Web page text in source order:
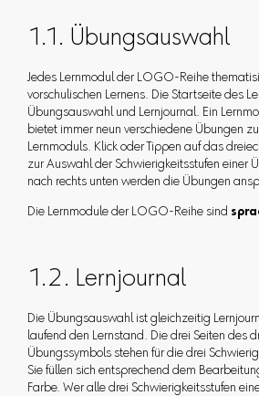
1.1. Übungsauswahl
Jedes Lernmodul der LOGO-Reihe
vorschulischen Lernens. Die Startseite des
Übungsauswahl und Lernjournal. Ein
bietet immer neun verschiedene Übungen
Lernmoduls. Klick oder Tippen auf das
zur Auswahl der Schwierigkeitsstufen einer
nach rechts unten werden die Übungen
Die Lernmodule der LOGO-Reihe sind
1.2. Lernjournal
Die Übungsauswahl ist gleichzeitig
laufend den Lernstand. Die drei Seiten des
Übungssymbols stehen für die drei
Sie füllen sich entsprechend dem
Farbe. Wer alle drei Schwierigkeitsstufen